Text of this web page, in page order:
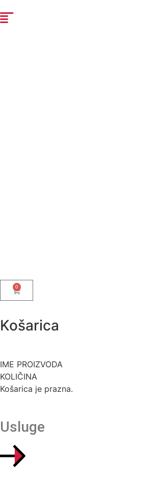
0
Košarica
IME PROIZVODA
KOLIČINA
Košarica je prazna.
Usluge